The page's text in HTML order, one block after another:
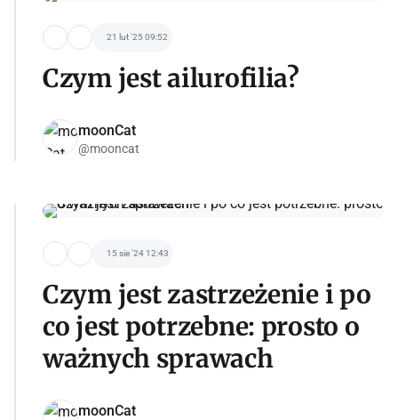
21 lut '25 09:52
Czym jest ailurofilia?
moonCat
@mooncat
15 sie '24 12:43
Czym jest zastrzeżenie i po
co jest potrzebne: prosto o
ważnych sprawach
moonCat